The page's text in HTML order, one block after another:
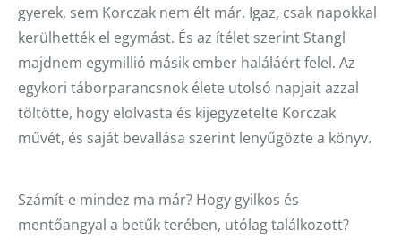
gyerek, sem Korczak nem élt már. Igaz, csak napokkal
kerülhették el egymást. És az ítélet szerint Stangl
majdnem egymillió másik ember haláláért felel. Az
egykori táborparancsnok élete utolsó napjait azzal
töltötte, hogy elolvasta és kijegyzetelte Korczak
művét, és saját bevallása szerint lenyűgözte a könyv.
Számít-e mindez ma már? Hogy gyilkos és
mentőangyal a betűk terében, utólag találkozott?